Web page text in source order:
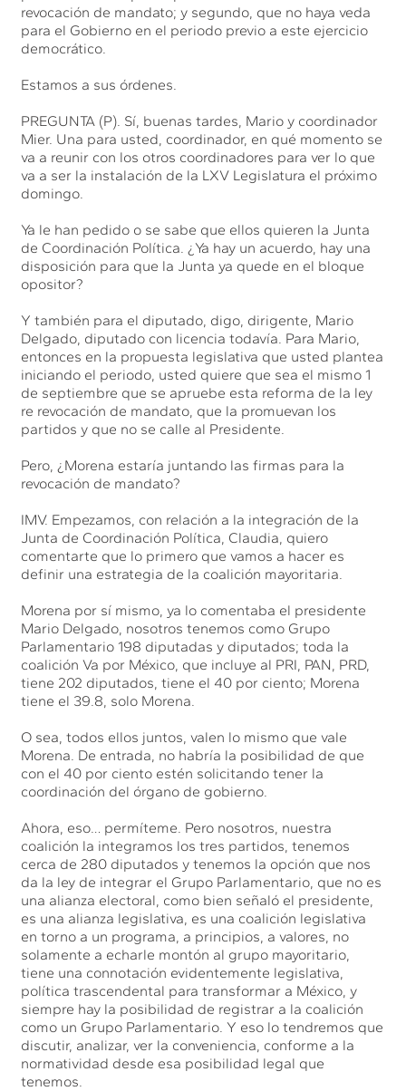
revocación de mandato; y segundo, que no haya veda
para el Gobierno en el periodo previo a este ejercicio
democrático.
Estamos a sus órdenes.
PREGUNTA (P). Sí, buenas tardes, Mario y coordinador
Mier. Una para usted, coordinador, en qué momento se
va a reunir con los otros coordinadores para ver lo que
va a ser la instalación de la LXV Legislatura el próximo
domingo.
Ya le han pedido o se sabe que ellos quieren la Junta
de Coordinación Política. ¿Ya hay un acuerdo, hay una
disposición para que la Junta ya quede en el bloque
opositor?
Y también para el diputado, digo, dirigente, Mario
Delgado, diputado con licencia todavía. Para Mario,
entonces en la propuesta legislativa que usted plantea
iniciando el periodo, usted quiere que sea el mismo 1
de septiembre que se apruebe esta reforma de la ley
re revocación de mandato, que la promuevan los
partidos y que no se calle al Presidente.
Pero, ¿Morena estaría juntando las firmas para la
revocación de mandato?
IMV. Empezamos, con relación a la integración de la
Junta de Coordinación Política, Claudia, quiero
comentarte que lo primero que vamos a hacer es
definir una estrategia de la coalición mayoritaria.
Morena por sí mismo, ya lo comentaba el presidente
Mario Delgado, nosotros tenemos como Grupo
Parlamentario 198 diputadas y diputados; toda la
coalición Va por México, que incluye al PRI, PAN, PRD,
tiene 202 diputados, tiene el 40 por ciento; Morena
tiene el 39.8, solo Morena.
O sea, todos ellos juntos, valen lo mismo que vale
Morena. De entrada, no habría la posibilidad de que
con el 40 por ciento estén solicitando tener la
coordinación del órgano de gobierno.
Ahora, eso… permíteme. Pero nosotros, nuestra
coalición la integramos los tres partidos, tenemos
cerca de 280 diputados y tenemos la opción que nos
da la ley de integrar el Grupo Parlamentario, que no es
una alianza electoral, como bien señaló el presidente,
es una alianza legislativa, es una coalición legislativa
en torno a un programa, a principios, a valores, no
solamente a echarle montón al grupo mayoritario,
tiene una connotación evidentemente legislativa,
política trascendental para transformar a México, y
siempre hay la posibilidad de registrar a la coalición
como un Grupo Parlamentario. Y eso lo tendremos que
discutir, analizar, ver la conveniencia, conforme a la
normatividad desde esa posibilidad legal que
tenemos.